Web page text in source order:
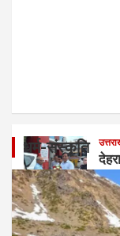
धर्म-संस्कृति